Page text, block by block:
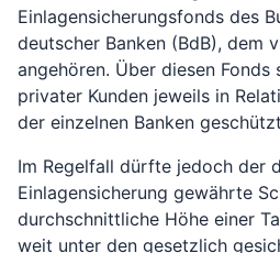
Einlagensicherungsfonds des
deutscher Banken (BdB), dem
angehören. Über diesen Fonds
privater Kunden jeweils in
der einzelnen Banken
Im Regelfall dürfte jedoch der
Einlagensicherung gewährte
durchschnittliche Höhe einer
weit unter den gesetzlich